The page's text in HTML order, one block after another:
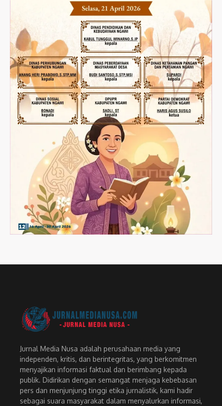
Jurnal Media Nusa adalah perusahaan media yang
independen, kritis, dan berintegritas, yang berkomitmen
menyajikan informasi faktual dan berimbang kepada
publik. Didirikan dengan semangat menjaga kebebasan
pers dan menjunjung tinggi etika jurnalistik, kami hadir
sebagai suara masyarakat dalam menyalurkan informasi,